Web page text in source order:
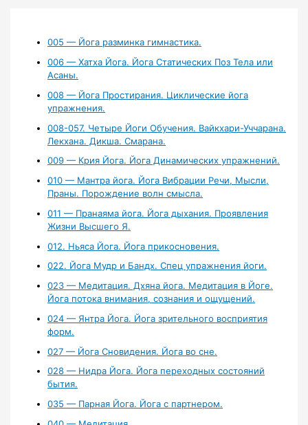
005 — Йога разминка гимнастика.
006 — Хатха Йога. Йога Статических Поз Тела или
Асаны.
008 — Йога Простирания. Циклические йога
упражнения.
008-057. Четыре Йоги Обучения. Вайкхари-Уччарана.
Лекхана. Дикша. Смарана.
009 — Крия Йога. Йога Динамических упражнений.
010 — Мантра йога. Йога Вибрации Речи, Мысли,
Праны. Порождение волн смысла.
011 — Пранаяма йога. Йога дыхания. Проявления
Жизни Высшего Я.
012. Ньяса Йога. Йога прикосновения.
022. Йога Мудр и Бандх. Спец упражнения йоги.
023 — Медитация. Дхяна йога. Медитация в Йоге.
Йога потока внимания, сознания и ощущений.
024 — Янтра Йога. Йога зрительного восприятия
форм.
027 — Йога Сновидения. Йога во сне.
028 — Нидра Йога. Йога переходных состояний
бытия.
035 — Парная Йога. Йога с партнером.